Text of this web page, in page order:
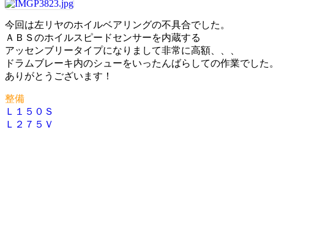
今回は左リヤのホイルベアリングの不具合でした。
ＡＢＳのホイルスピードセンサーを内蔵する
アッセンブリータイプになりまして非常に高額、、、
ドラムブレーキ内のシューをいったんばらしての作業でした。
ありがとうございます！
整備
投
Ｌ１５０Ｓ
Ｌ２７５Ｖ